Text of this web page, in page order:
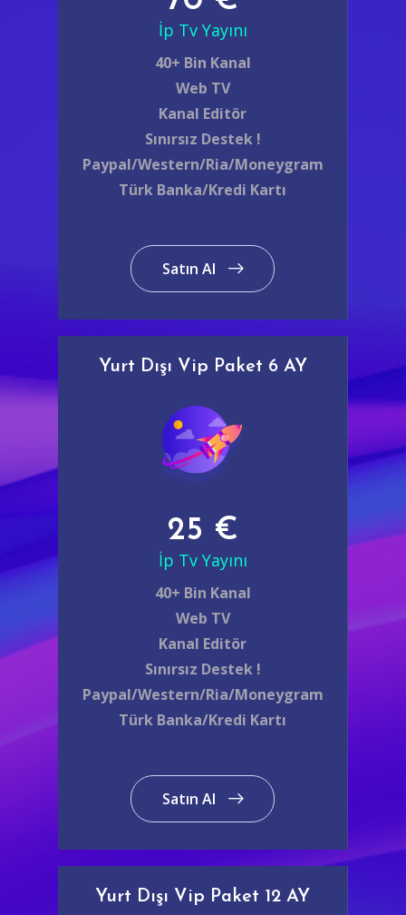
İp Tv Yayını
40+ Bin Kanal
Web TV
Kanal Editör
Sınırsız Destek !
Paypal/Western/Ria/Moneygram
Türk Banka/Kredi Kartı
Satın Al
Yurt Dışı Vip Paket 6 AY
25 €
İp Tv Yayını
40+ Bin Kanal
Web TV
Kanal Editör
Sınırsız Destek !
Paypal/Western/Ria/Moneygram
Türk Banka/Kredi Kartı
Satın Al
Yurt Dışı Vip Paket 12 AY